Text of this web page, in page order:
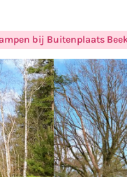
bij Buitenplaats